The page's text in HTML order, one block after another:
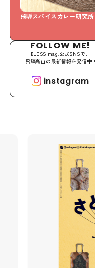
飛騨スパイスカレー研究所
FOLLOW ME!
BLESS mag.公式SNSで、
飛騨高山の最新情報を発信中!!
instagram